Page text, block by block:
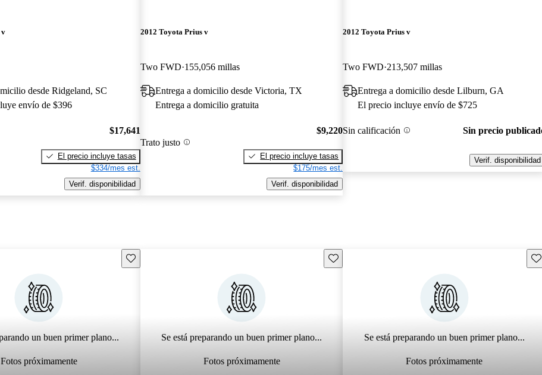
v
desde Ridgeland, SC
envío de $396
$17,641
El precio incluye tasas
$334/mes est.
Verif. disponibilidad
2012 Toyota Prius v
Two FWD 155,056 millas
Entrega a domicilio desde Victoria, TX
Entrega a domicilio gratuita
Trato justo
$9,220
El precio incluye tasas
$175/mes est.
Verif. disponibilidad
2012 Toyota Prius v
Two FWD 213,507 millas
Entrega a domicilio desde Lilburn, GA
El precio incluye envío de $725
Sin calificación Sin precio
Verif. disponibilidad
un buen primer plano...
Fotos próximamente
Guarda este Aviso
Se está preparando un buen primer plano...
Fotos próximamente
Guarda este Aviso
Se está preparando un buen primer plano...
Fotos próximamente